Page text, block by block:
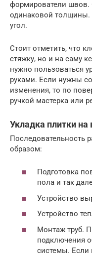
формирователи швов.
одинаковой толщины.
угол.
Стоит отметить, что
стяжку, но и на саму
нужно пользоваться
руками. Если нужны
изменения, то по
ручкой мастерка или
Укладка плитки
Последовательность
образом:
Подготовка
пола и так
Устройство
Устройство
Монтаж труб.
подключения
системы. Если